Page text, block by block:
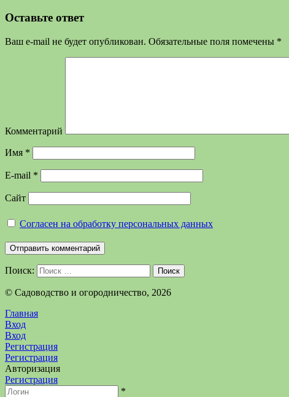
Оставьте ответ
Ваш e-mail не будет опубликован. Обязательные поля помечены *
Комментарий
Имя *
E-mail *
Сайт
Согласен на обработку персональных данных
Поиск: Поиск
©️ Садоводство и огородничество, 2026
Главная
Вход
Вход
Регистрация
Регистрация
Авторизация
Регистрация
*